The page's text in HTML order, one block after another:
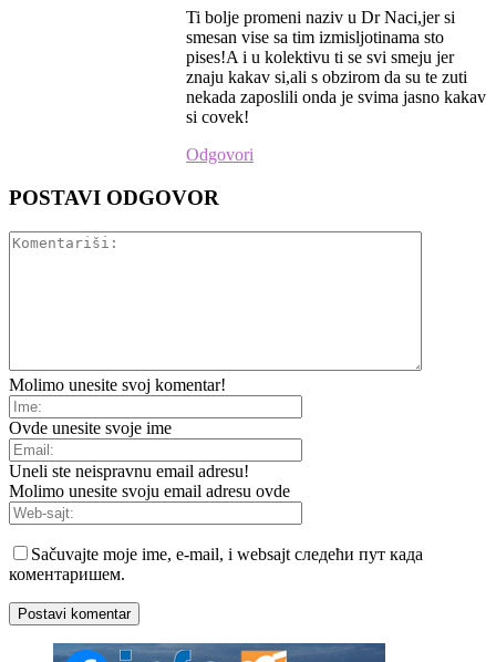
Ti bolje promeni naziv u Dr Naci,jer si
smesan vise sa tim izmisljotinama sto
pises!A i u kolektivu ti se svi smeju jer
znaju kakav si,ali s obzirom da su te zuti
nekada zaposlili onda je svima jasno kakav
si covek!
Odgovori
POSTAVI ODGOVOR
Molimo unesite svoj komentar!
Ovde unesite svoje ime
Uneli ste neispravnu email adresu!
Molimo unesite svoju email adresu ovde
Sačuvajte moje ime, e-mail, i websajt следећи пут када
коментаришем.